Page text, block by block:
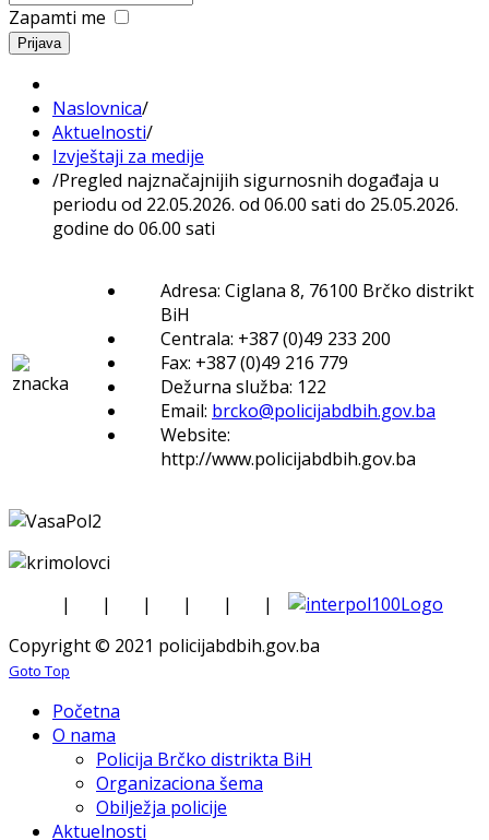
Zapamti me
Prijava
Naslovnica/
Aktuelnosti/
Izvještaji za medije
/Pregled najznačajnijih sigurnosnih događaja u
periodu od 22.05.2026. od 06.00 sati do 25.05.2026.
godine do 06.00 sati
Adresa: Ciglana 8, 76100 Brčko distrikt
BiH
Centrala: +387 (0)49 233 200
Fax: +387 (0)49 216 779
Dežurna služba: 122
Email: brcko@policijabdbih.gov.ba
Website:
http://www.policijabdbih.gov.ba
| | | | |
|
Copyright © 2021 policijabdbih.gov.ba
Goto Top
Početna
O nama
Policija Brčko distrikta BiH
Organizaciona šema
Obilježja policije
Aktuelnosti